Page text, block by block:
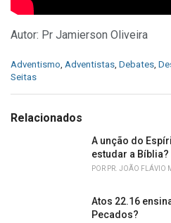
Autor: Pr Jamierson Oliveira
C
a
g
Adventismo, Adventistas, Debates,
Seitas
Relacionados
A unção do
estudar a Bíblia?
POR PR. JOÃO FLÁVIO
Atos 22.16
Pecados?